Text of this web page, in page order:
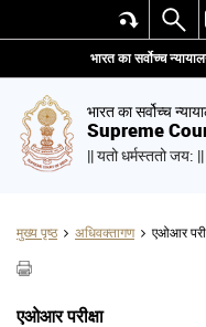
भारत का सर्वोच्च
भारत का सर्वोच्च
Supreme
|| यतो धर्मस्ततो जय: ||
मुख्य पृष्ठ अधिवक्तागण एओआर
एओआर परीक्षा